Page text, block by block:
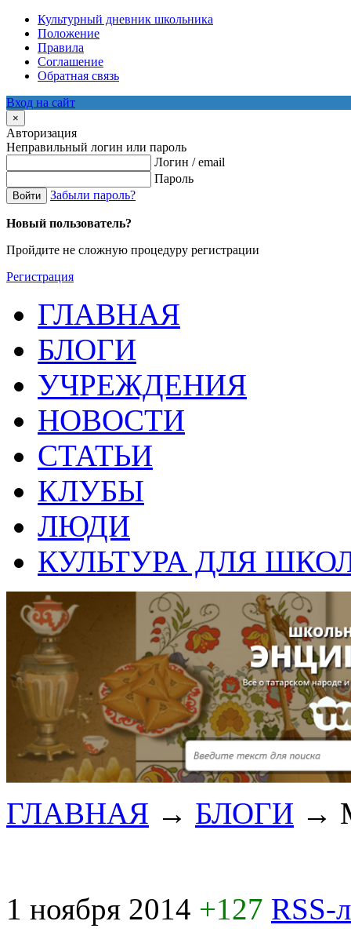
Культурный дневник школьника
Положение
Правила
Соглашение
Обратная связь
Вход на сайт
×
Авторизация
Неправильный логин или пароль
Логин / email
Пароль
Войти Забыли пароль?
Новый пользователь?
Пройдите не сложную процедуру регистрации
Регистрация
ГЛАВНАЯ
БЛОГИ
УЧРЕЖДЕНИЯ
НОВОСТИ
СТАТЬИ
КЛУБЫ
ЛЮДИ
КУЛЬТУРА ДЛЯ
ГЛАВНАЯ → БЛОГИ →
1 ноября 2014 +127 RSS-